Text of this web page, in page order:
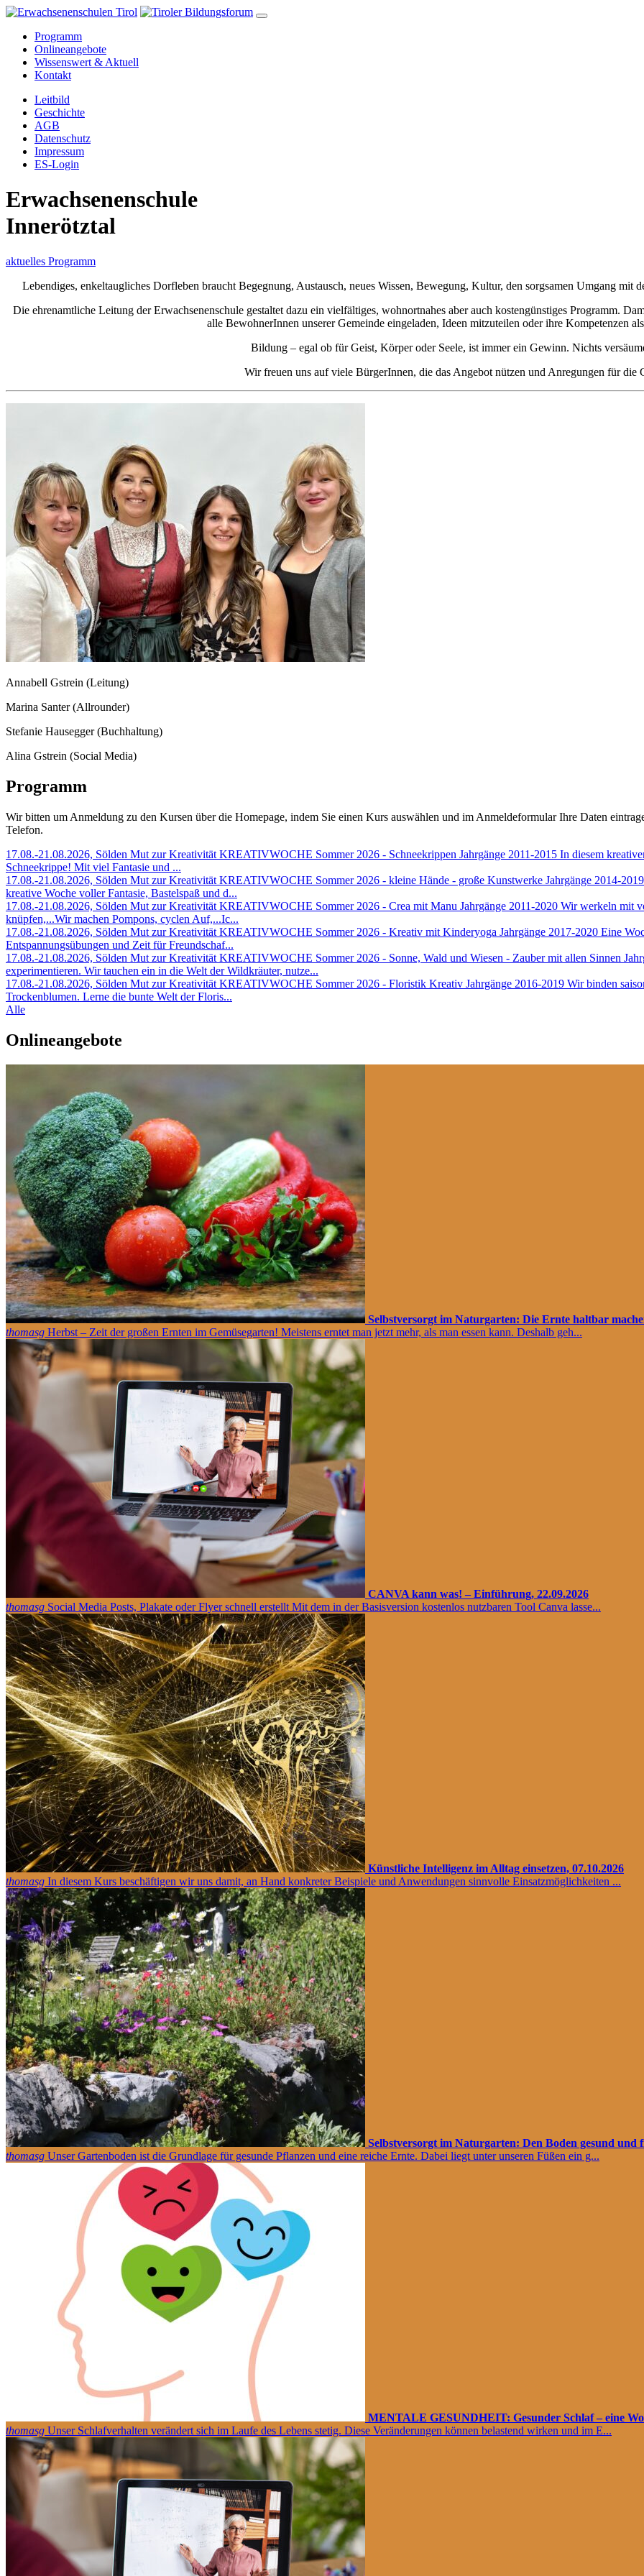
Programm
Onlineangebote
Wissenswert & Aktuell
Kontakt
Leitbild
Geschichte
AGB
Datenschutz
Impressum
ES-Login
Erwachsenenschule
Innerötztal
aktuelles Programm
Lebendiges, enkeltaugliches Dorfleben braucht Begegnung, Austausch, neues Wissen, Bewegung, Kultur, den sorgsamen Umgang
Die ehrenamtliche Leitung der Erwachsenenschule gestaltet dazu ein vielfältiges, wohnortnahes aber auch kostengünstiges Programm.
alle BewohnerInnen unserer Gemeinde eingeladen, Ideen mitzuteilen oder ihre Kompetenzen
Bildung – egal ob für Geist, Körper oder Seele, ist immer ein Gewinn. Nichts
Wir freuen uns auf viele BürgerInnen, die das Angebot nützen und Anregungen für die
Annabell Gstrein (Leitung)
Marina Santer (Allrounder)
Stefanie Hausegger (Buchhaltung)
Alina Gstrein (Social Media)
Programm
Wir bitten um Anmeldung zu den Kursen über die Homepage, indem Sie einen Kurs auswählen und im Anmeldeformular Ihre Daten
Telefon.
17.08.-21.08.2026, Sölden Mut zur Kreativität KREATIVWOCHE Sommer 2026 - Schneekrippen Jahrgänge 2011-2015 In diesem
Schneekrippe! Mit viel Fantasie und ...
17.08.-21.08.2026, Sölden Mut zur Kreativität KREATIVWOCHE Sommer 2026 - kleine Hände - große Kunstwerke Jahrgänge 2014-2019
kreative Woche voller Fantasie, Bastelspaß und d...
17.08.-21.08.2026, Sölden Mut zur Kreativität KREATIVWOCHE Sommer 2026 - Crea mit Manu Jahrgänge 2011-2020 Wir werkeln mit
knüpfen,...Wir machen Pompons, cyclen Auf,...Ic...
17.08.-21.08.2026, Sölden Mut zur Kreativität KREATIVWOCHE Sommer 2026 - Kreativ mit Kinderyoga Jahrgänge 2017-2020 Eine
Entspannungsübungen und Zeit für Freundschaf...
17.08.-21.08.2026, Sölden Mut zur Kreativität KREATIVWOCHE Sommer 2026 - Sonne, Wald und Wiesen - Zauber mit allen Sinnen
experimentieren. Wir tauchen ein in die Welt der Wildkräuter, nutze...
17.08.-21.08.2026, Sölden Mut zur Kreativität KREATIVWOCHE Sommer 2026 - Floristik Kreativ Jahrgänge 2016-2019 Wir binden
Trockenblumen. Lerne die bunte Welt der Floris...
Alle
Onlineangebote
Selbstversorgt im Naturgarten: Die Ernte haltbar
thomasg Herbst – Zeit der großen Ernten im Gemüsegarten! Meistens erntet man jetzt mehr, als man essen kann. Deshalb geh...
CANVA kann was! – Einführung, 22.09.2026
thomasg Social Media Posts, Plakate oder Flyer schnell erstellt Mit dem in der Basisversion kostenlos nutzbaren Tool Canva lasse...
Künstliche Intelligenz im Alltag einsetzen, 07.10.2026
thomasg In diesem Kurs beschäftigen wir uns damit, an Hand konkreter Beispiele und Anwendungen sinnvolle Einsatzmöglichkeiten ...
Selbstversorgt im Naturgarten: Den Boden gesund und
thomasg Unser Gartenboden ist die Grundlage für gesunde Pflanzen und eine reiche Ernte. Dabei liegt unter unseren Füßen ein g...
MENTALE GESUNDHEIT: Gesunder Schlaf – eine
thomasg Unser Schlafverhalten verändert sich im Laufe des Lebens stetig. Diese Veränderungen können belastend wirken und im E...